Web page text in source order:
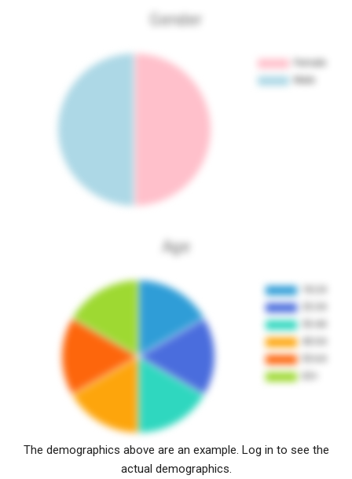
Gender
Age
The demographics above are an example. Log in to see the
actual demographics.